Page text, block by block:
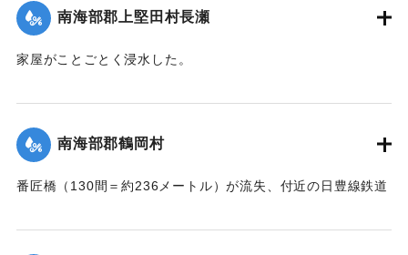
｜固有コード: 002680201
南海部郡上堅田村長瀬
家屋がことごとく浸水した。
｜固有コード:
南海部郡鶴岡村
番匠橋（130間＝約236メートル）が流失、付近の日豊線鉄道